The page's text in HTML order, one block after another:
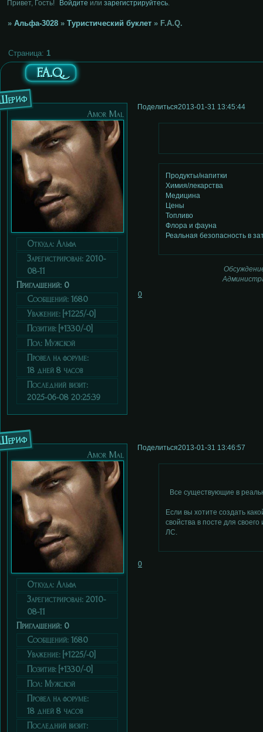
Привет, Гость! Войдите илизарегистрируйтесь
» Альфа-3028 » Туристический буклет » F.A.Q.
F.A.Q.
Страница: 1
Поделиться2013-01-31 13:45:44
Аmor Мal
Откуда: Альфа
Зарегистрирован: 2010-
08-11
Приглашений: 0
Сообщений: 1680
Уважение: [+1225/-0]
Позитив: [+1330/-0]
Пол: Мужской
Провел на форуме:
18 дней 8 часов
Последний визит:
2025-06-08 20:25:39
Продукты/напитки
Химия/лекарства
Медицина
Цены
Топливо
Флора и фауна
Реальная безопасность в
0
Поделиться2013-01-31 13:46:57
Аmor Мal
Откуда: Альфа
Зарегистрирован: 2010-
08-11
Приглашений: 0
Сообщений: 1680
Уважение: [+1225/-0]
Позитив: [+1330/-0]
Пол: Мужской
Провел на форуме:
18 дней 8 часов
Последний визит:
Все существующие в
Если вы хотите создать
свойства в посте для
ЛС.
0